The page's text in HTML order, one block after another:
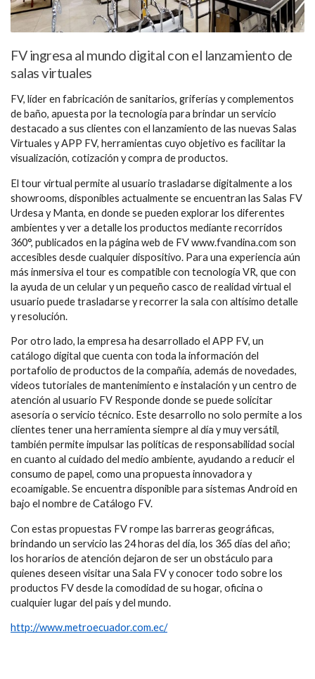
FV ingresa al mundo digital con el lanzamiento de
salas virtuales
FV, líder en fabricación de sanitarios, griferías y complementos
de baño, apuesta por la tecnología para brindar un servicio
destacado a sus clientes con el lanzamiento de las nuevas Salas
Virtuales y APP FV, herramientas cuyo objetivo es facilitar la
visualización, cotización y compra de productos.
El tour virtual permite al usuario trasladarse digitalmente a los
showrooms, disponibles actualmente se encuentran las Salas FV
Urdesa y Manta, en donde se pueden explorar los diferentes
ambientes y ver a detalle los productos mediante recorridos
360°, publicados en la página web de FV www.fvandina.com son
accesibles desde cualquier dispositivo. Para una experiencia aún
más inmersiva el tour es compatible con tecnología VR, que con
la ayuda de un celular y un pequeño casco de realidad virtual el
usuario puede trasladarse y recorrer la sala con altísimo detalle
y resolución.
Por otro lado, la empresa ha desarrollado el APP FV, un
catálogo digital que cuenta con toda la información del
portafolio de productos de la compañía, además de novedades,
videos tutoriales de mantenimiento e instalación y un centro de
atención al usuario FV Responde donde se puede solicitar
asesoría o servicio técnico. Este desarrollo no solo permite a los
clientes tener una herramienta siempre al día y muy versátil,
también permite impulsar las políticas de responsabilidad social
en cuanto al cuidado del medio ambiente, ayudando a reducir el
consumo de papel, como una propuesta innovadora y
ecoamigable. Se encuentra disponible para sistemas Android en
bajo el nombre de Catálogo FV.
Con estas propuestas FV rompe las barreras geográficas,
brindando un servicio las 24 horas del día, los 365 días del año;
los horarios de atención dejaron de ser un obstáculo para
quienes deseen visitar una Sala FV y conocer todo sobre los
productos FV desde la comodidad de su hogar, oficina o
cualquier lugar del país y del mundo.
http://www.metroecuador.com.ec/